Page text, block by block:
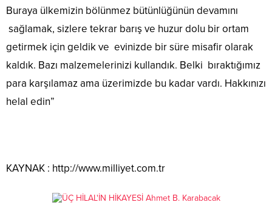
Buraya ülkemizin bölünmez bütünlüğünün devamını
sağlamak, sizlere tekrar barış ve huzur dolu bir ortam
getirmek için geldik ve evinizde bir süre misafir olarak
kaldık. Bazı malzemelerinizi kullandık. Belki bıraktığımız
para karşılamaz ama üzerimizde bu kadar vardı. Hakkınızı
helal edin”
KAYNAK : http://www.milliyet.com.tr